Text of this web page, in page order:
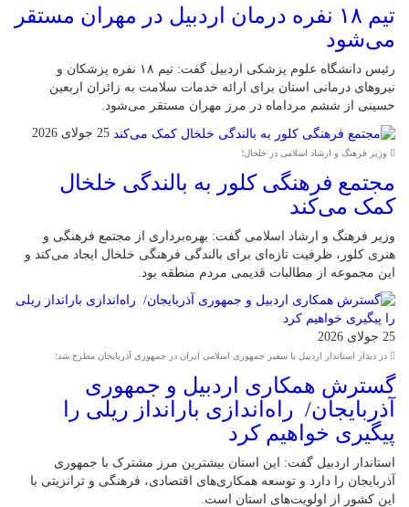
تیم ۱۸ نفره درمان اردبیل در مهران مستقر
می‌شود
رئیس دانشگاه علوم پزشکی اردبیل گفت: تیم ۱۸ نفره پزشکان و
نیروهای درمانی استان برای ارائه خدمات سلامت به زائران اربعین
حسینی از ششم مرداماه در مرز مهران مستقر می‌شود.
25 جولای 2026
وزیر فرهنگ و ارشاد اسلامی در خلخال؛
مجتمع فرهنگی کلور به بالندگی خلخال
کمک می‌کند
وزیر فرهنگ و ارشاد اسلامی گفت: بهره‌برداری از مجتمع فرهنگی و
هنری کلور، ظرفیت تازه‌ای برای بالندگی فرهنگی خلخال ایجاد می‌کند و
این مجموعه از مطالبات قدیمی مردم منطقه بود.
25 جولای 2026
در دیدار استاندار اردبیل با سفیر جمهوری اسلامی ایران در جمهوری آذربایجان مطرح شد؛
گسترش همکاری اردبیل و جمهوری
آذربایجان/ راه‌اندازی بارانداز ریلی را
پیگیری خواهیم کرد
استاندار اردبیل گفت: این استان بیشترین مرز مشترک با جمهوری
آذربایجان را دارد و توسعه همکاری‌های اقتصادی، فرهنگی و ترانزیتی با
این کشور از اولویت‌های استان است.